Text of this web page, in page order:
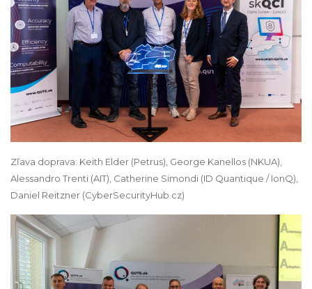
Zľava doprava: Keith Elder (Petrus), George Kanellos (NKUA),
Alessandro Trenti (AIT), Catherine Simondi (ID Quantique / IonQ),
Daniel Reitzner (CyberSecurityHub.cz)